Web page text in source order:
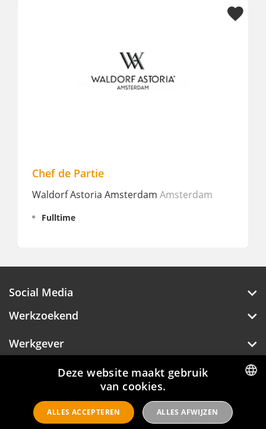
de Partie
Astoria AmsterdamAmsterdam Hotel Casa
Werkgever
Over Hotelprofessionals
DUTCH
ENGLISH
Deze website maakt gebruik
van cookies.
ALLES ACCEPTEREN ALLES AFWIJZEN